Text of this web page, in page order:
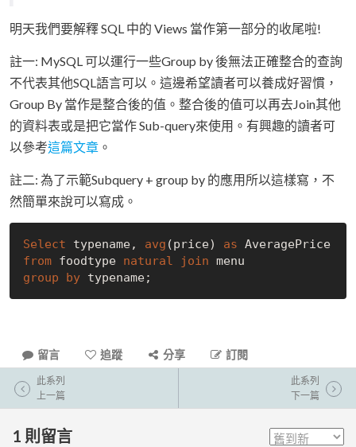
明天我們要解釋 SQL 中的 Views 當作第一部分的收尾啦!
註一: MySQL 可以運行一些Group by 後無法正確整合的查詢
不代表其他SQL語言可以。這邊希望讀者可以養成好習慣，
Group By 當作是整合後的值。整合後的值可以再去Join其他
的資料表或是把它當作 Sub-query來使用。有興趣的讀者可
以參考這篇文章 。
註二: 為了示範Subquery + group by 的應用所以這樣寫，不
然簡單來說可以寫成。
Select typename, avg (price) as
AveragePrice
from foodtype natural join
group
by
留言 追蹤 分享 訂閱
此系列
上一篇
此系列
下一篇
1 則留言